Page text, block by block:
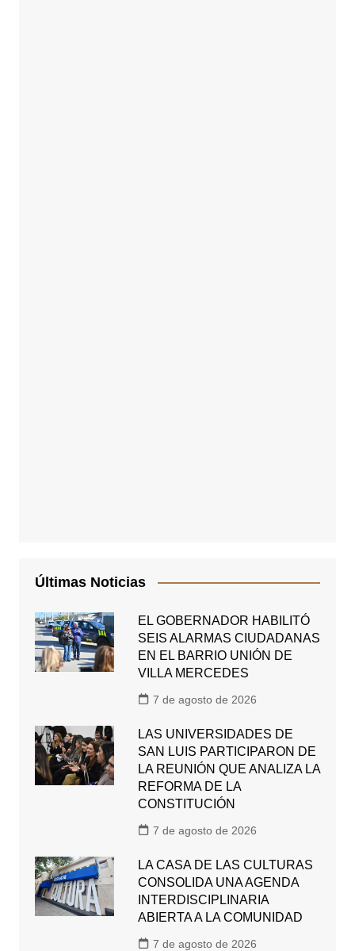
Últimas Noticias
EL GOBERNADOR HABILITÓ
SEIS ALARMAS CIUDADANAS
EN EL BARRIO UNIÓN DE
VILLA MERCEDES
7 de agosto de 2026
LAS UNIVERSIDADES DE
SAN LUIS PARTICIPARON DE
LA REUNIÓN QUE ANALIZA LA
REFORMA DE LA
CONSTITUCIÓN
7 de agosto de 2026
LA CASA DE LAS CULTURAS
CONSOLIDA UNA AGENDA
INTERDISCIPLINARIA
ABIERTA A LA COMUNIDAD
7 de agosto de 2026